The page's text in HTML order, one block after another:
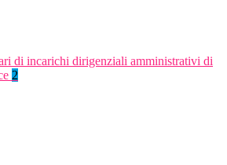
di incarichi dirigenziali amministrativi di
2